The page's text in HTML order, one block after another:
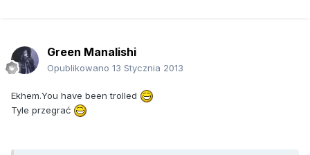
Green Manalishi
Opublikowano 13 Stycznia 2013
Ekhem.You have been trolled
Tyle przegrać